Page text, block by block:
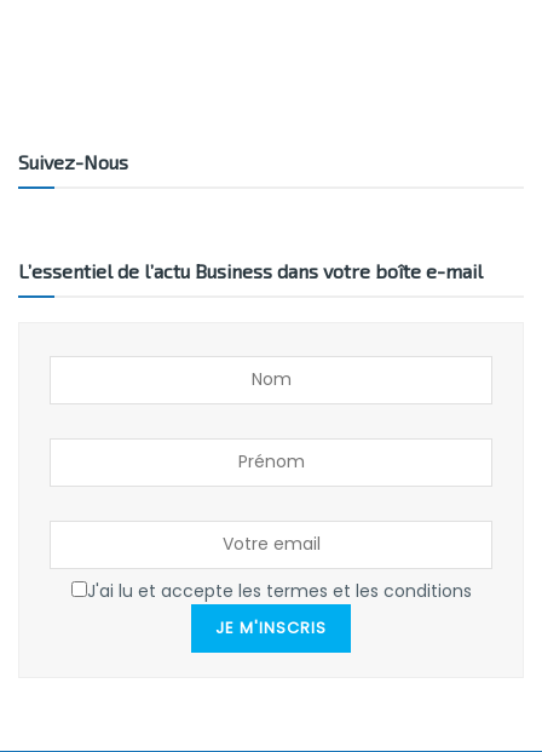
Suivez-Nous
L’essentiel de l’actu Business dans votre boîte e-mail
J'ai lu et accepte les termes et les conditions
JE M'INSCRIS